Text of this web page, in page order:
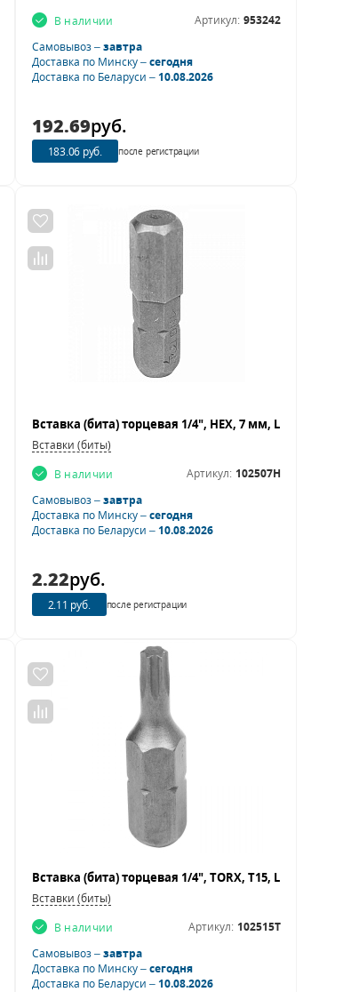
В наличии
Артикул: 953242
Самовывоз –завтра
Доставка по Минску –сегодня
Доставка по Беларуси –10.08.2026
192.69руб.
183.06 руб. после регистрации
Вставки (биты)
В наличии
Артикул: 102507H
Самовывоз –завтра
Доставка по Минску –сегодня
Доставка по Беларуси –10.08.2026
2.22руб.
2.11 руб. после регистрации
Вставки (биты)
В наличии
Артикул: 102515T
Самовывоз –завтра
Доставка по Минску –сегодня
Доставка по Беларуси –10.08.2026